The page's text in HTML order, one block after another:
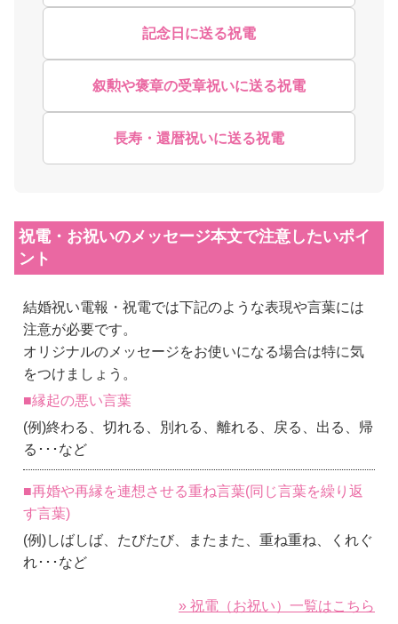
記念日に送る祝電
叙勲や褒章の受章祝いに送る祝電
長寿・還暦祝いに送る祝電
祝電・お祝いのメッセージ本文で注意したいポイ
ント
結婚祝い電報・祝電では下記のような表現や言葉には
注意が必要です。
オリジナルのメッセージをお使いになる場合は特に気
をつけましょう。
■縁起の悪い言葉
(例)終わる、切れる、別れる、離れる、戻る、出る、帰
る･･･など
■再婚や再縁を連想させる重ね言葉(同じ言葉を繰り返
す言葉)
(例)しばしば、たびたび、またまた、重ね重ね、くれぐ
れ･･･など
» 祝電（お祝い）一覧はこちら